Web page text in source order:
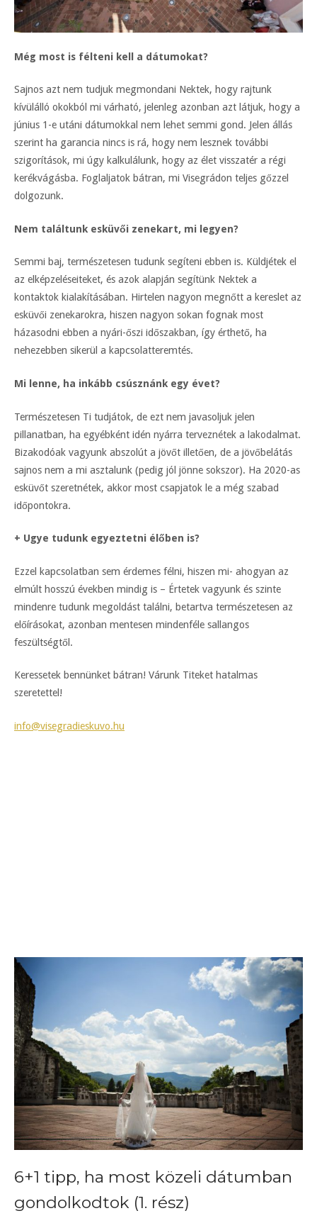
Még most is félteni kell a dátumokat?
Sajnos azt nem tudjuk megmondani Nektek, hogy rajtunk
kívülálló okokból mi várható, jelenleg azonban azt látjuk, hogy a
június 1-e utáni dátumokkal nem lehet semmi gond. Jelen állás
szerint ha garancia nincs is rá, hogy nem lesznek további
szigorítások, mi úgy kalkulálunk, hogy az élet visszatér a régi
kerékvágásba. Foglaljatok bátran, mi Visegrádon teljes gőzzel
dolgozunk.
Nem találtunk esküvői zenekart, mi legyen?
Semmi baj, természetesen tudunk segíteni ebben is. Küldjétek el
az elképzeléseiteket, és azok alapján segítünk Nektek a
kontaktok kialakításában. Hirtelen nagyon megnőtt a kereslet az
esküvői zenekarokra, hiszen nagyon sokan fognak most
házasodni ebben a nyári-őszi időszakban, így érthető, ha
nehezebben sikerül a kapcsolatteremtés.
Mi lenne, ha inkább csúsznánk egy évet?
Természetesen Ti tudjátok, de ezt nem javasoljuk jelen
pillanatban, ha egyébként idén nyárra terveznétek a lakodalmat.
Bizakodóak vagyunk abszolút a jövőt illetően, de a jövőbelátás
sajnos nem a mi asztalunk (pedig jól jönne sokszor). Ha 2020-as
esküvőt szeretnétek, akkor most csapjatok le a még szabad
időpontokra.
+ Ugye tudunk egyeztetni élőben is?
Ezzel kapcsolatban sem érdemes félni, hiszen mi- ahogyan az
elmúlt hosszú években mindig is – Értetek vagyunk és szinte
mindenre tudunk megoldást találni, betartva természetesen az
előírásokat, azonban mentesen mindenféle sallangos
feszültségtől.
Keressetek bennünket bátran! Várunk Titeket hatalmas
szeretettel!
info@visegradieskuvo.hu
6+1 tipp, ha most közeli dátumban
gondolkodtok (1. rész)